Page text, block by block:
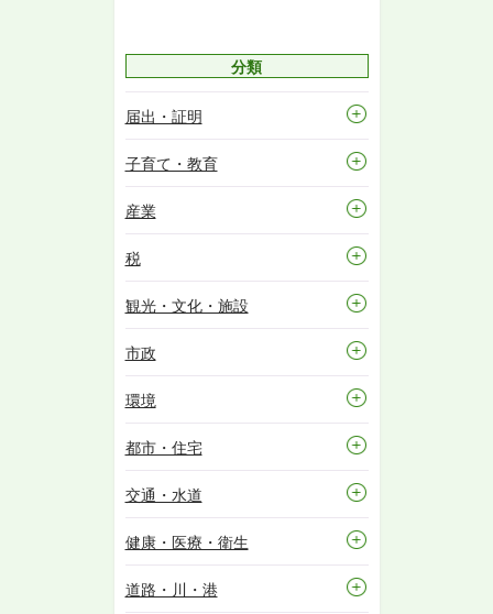
分類
届出・証明
子育て・教育
産業
税
観光・文化・施設
市政
環境
都市・住宅
交通・水道
健康・医療・衛生
道路・川・港